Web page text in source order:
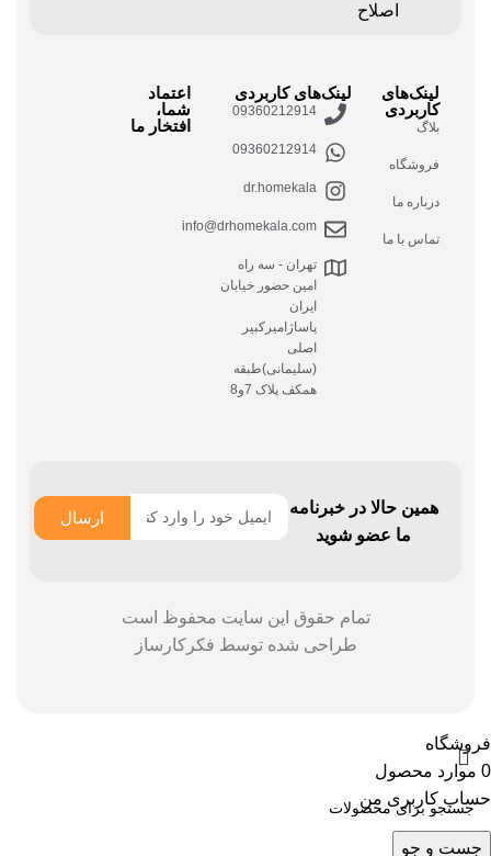
لینک‌های
کاربردی
بلاگ
فروشگاه
درباره ما
تماس با ما
لینک‌های کاربردی
09360212914
09360212914
dr.homekala
info@drhomekala.com
تهران - سه راه
امین حضور خیابان
ایران
پاساژامیرکبیر
اصلی
(سلیمانی)طبقه
همکف پلاک 7و8
اعتماد
شما،
افتخار ما
همین حالا در خبرنامه
ما عضو شوید
ارسال
تمام حقوق این سایت محفوظ است
طراحی شده توسط فکرکارساز
جست و جو
فروشگاه
0 موارد محصول
حساب کاربری من